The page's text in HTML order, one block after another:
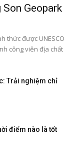
Geopark
thức được UNESCO
công viên địa chất
Trải nghiệm chỉ
điểm nào là tốt